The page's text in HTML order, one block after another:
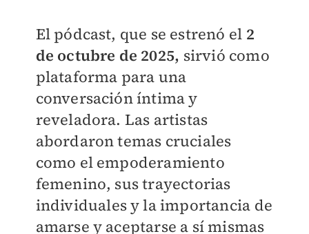
El pódcast, que se estrenó el 2
de octubre de 2025, sirvió como
plataforma para una
conversación íntima y
reveladora. Las artistas
abordaron temas cruciales
como el empoderamiento
femenino, sus trayectorias
individuales y la importancia de
amarse y aceptarse a sí mismas